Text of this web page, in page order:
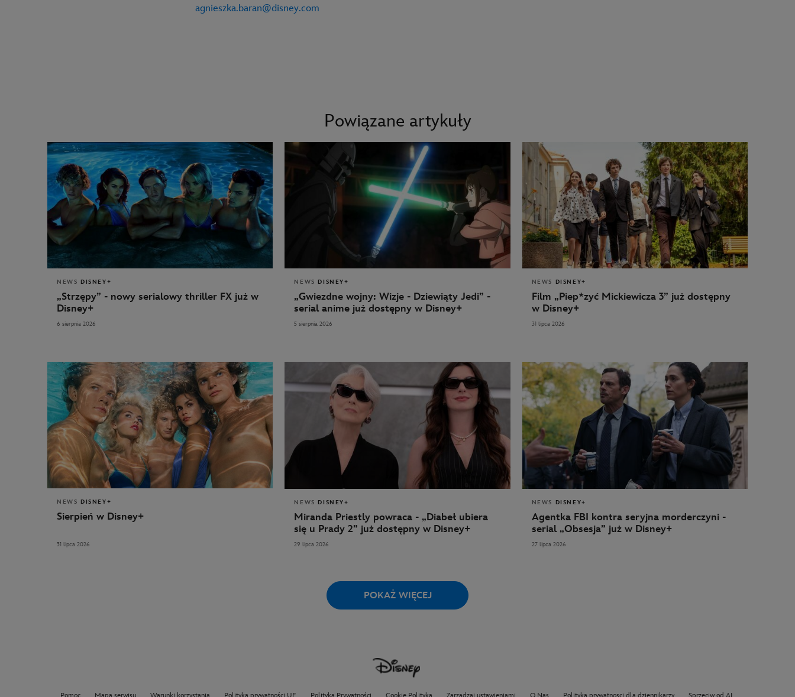
agnieszka.baran@disney.com
Powiązane artykuły
NEWS DISNEY+
„Strzępy” - nowy serialowy thriller FX już w
Disney+
6 sierpnia 2026
NEWS DISNEY+
„Gwiezdne wojny: Wizje - Dziewiąty Jedi” -
serial anime już dostępny w Disney+
5 sierpnia 2026
NEWS DISNEY+
Film „Piep*zyć Mickiewicza 3” już dostępny
w Disney+
31 lipca 2026
NEWS DISNEY+
Sierpień w Disney+
31 lipca 2026
NEWS DISNEY+
Miranda Priestly powraca - „Diabeł ubiera
się u Prady 2” już dostępny w Disney+
29 lipca 2026
NEWS DISNEY+
Agentka FBI kontra seryjna morderczyni -
serial „Obsesja” już w Disney+
27 lipca 2026
POKAŻ WIĘCEJ